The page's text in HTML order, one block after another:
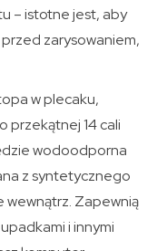
– istotne jest, aby
zarysowaniem,
w plecaku,
przekątnej 14 cali
wodoodporna
z syntetycznego
wewnątrz. Zapewnią
i innymi